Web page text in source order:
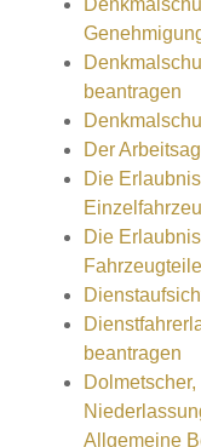
beantragen
Der
Die
Die
beantragen
Allgemeine